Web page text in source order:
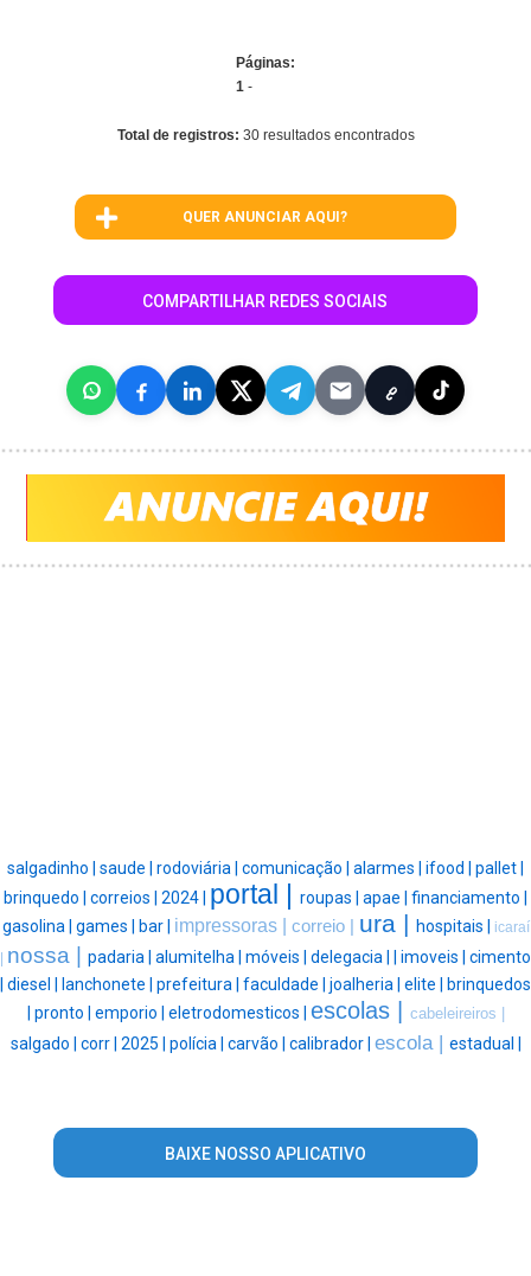
Páginas:
1 -
Total de registros: 30 resultados encontrados
QUER ANUNCIAR AQUI?
COMPARTILHAR REDES SOCIAIS
salgadinho | saude | rodoviária | comunicação | alarmes | ifood | pallet |
brinquedo | correios | 2024 | portal | roupas | apae | financiamento |
gasolina | games | bar | impressoras | correio | ura | hospitais |
icaraí
| nossa | padaria | alumitelha | móveis | delegacia | imoveis | cimento
diesel | lanchonete | prefeitura | faculdade | joalheria | elite |
brinquedos
pronto | emporio | eletrodomesticos | escolas | cabeleireiros |
salgado | corr | 2025 | polícia | carvão | calibrador | escola | estadual |
BAIXE NOSSO APLICATIVO